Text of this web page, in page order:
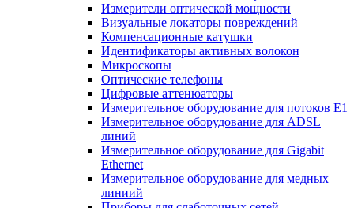
Измерители оптической мощности
Визуальные локаторы повреждений
Компенсационные катушки
Идентификаторы активных волокон
Микроскопы
Оптические телефоны
Цифровые аттенюаторы
Измерительное оборудование для потоков Е1
Измерительное оборудование для ADSL
линий
Измерительное оборудование для Gigabit
Ethernet
Измерительное оборудование для медных
линиий